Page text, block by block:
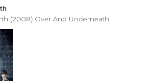
(2008) Over And Underneath